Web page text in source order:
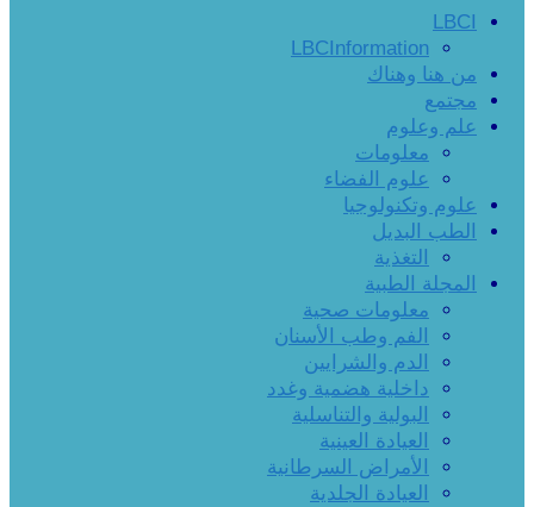
LBCI
LBCInformation
من هنا وهناك
مجتمع
علم وعلوم
معلومات
علوم الفضاء
علوم وتكنولوجيا
الطب البديل
التغذية
المجلة الطبية
معلومات صحية
الفم وطب الأسنان
الدم والشرايين
داخلية هضمية وغدد
البولية والتناسلية
العيادة العينية
الأمراض السرطانية
العيادة الجلدية